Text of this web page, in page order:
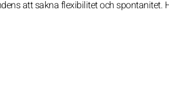
att sakna flexibilitet och spontanitet.